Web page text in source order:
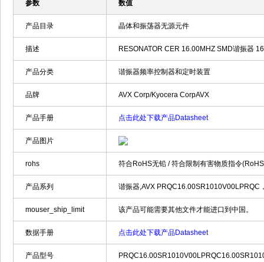
参数 数值
产品目录 晶体和振荡器无源元件
描述 RESONATOR CER 16.00MHZ SMD谐振器
产品分类 谐振器频率控制器和定时装置
品牌 AVX Corp/Kyocera CorpAVX
产品手册 点击此处下载产品Datasheet
产品图片
rohs 符合RoHS无铅 / 符合限制有害物质指令
产品系列 谐振器,AVX PRQC16.00SR1010V00LPRQC
mouser_ship_limit 该产品可能需要其他文件才能进口到中国。
数据手册 点击此处下载产品Datasheet
产品型号